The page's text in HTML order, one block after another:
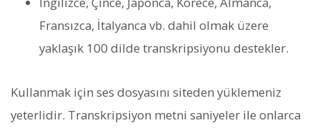
Fransızca, İtalyanca vb. dahil olmak üzere
yaklaşık 100 dilde transkripsiyonu destekler.
Kullanmak için ses dosyasını siteden yüklemeniz
yeterlidir. Transkripsiyon metni saniyeler ile onlarca